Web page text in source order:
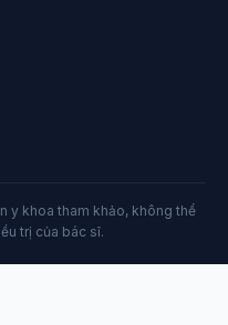
y khoa tham khảo, không thể
trị của bác sĩ.